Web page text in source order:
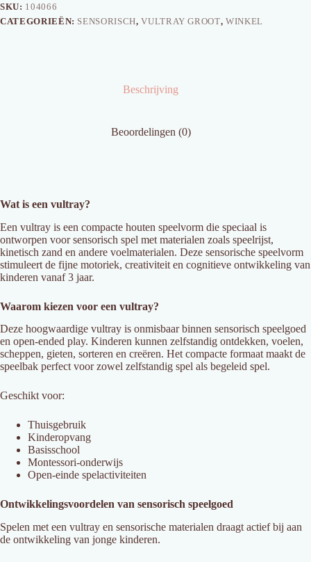
SKU: 104066
CATEGORIEËN: SENSORISCH,VULTRAY GROOT,WINKEL
Beschrijving
Beoordelingen (0)
Wat is een vultray?
Een vultray is een compacte houten speelvorm die speciaal is
ontworpen voor sensorisch spel met materialen zoals speelrijst,
kinetisch zand en andere voelmaterialen. Deze sensorische speelvorm
stimuleert de fijne motoriek, creativiteit en cognitieve ontwikkeling van
kinderen vanaf 3 jaar.
Waarom kiezen voor een vultray?
Deze hoogwaardige vultray is onmisbaar binnen sensorisch speelgoed
en open-ended play. Kinderen kunnen zelfstandig ontdekken, voelen,
scheppen, gieten, sorteren en creëren. Het compacte formaat maakt de
speelbak perfect voor zowel zelfstandig spel als begeleid spel.
Geschikt voor:
Thuisgebruik
Kinderopvang
Basisschool
Montessori-onderwijs
Open-einde spelactiviteiten
Ontwikkelingsvoordelen van sensorisch speelgoed
Spelen met een vultray en sensorische materialen draagt actief bij aan
de ontwikkeling van jonge kinderen.